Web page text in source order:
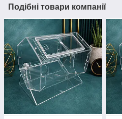
Подібні товари компанії